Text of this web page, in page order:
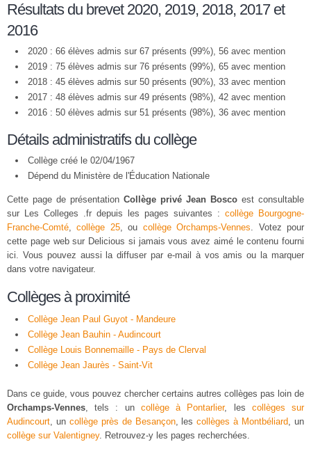
Résultats du brevet 2020, 2019, 2018, 2017 et
2016
2020 : 66 élèves admis sur 67 présents (99%), 56 avec mention
2019 : 75 élèves admis sur 76 présents (99%), 65 avec mention
2018 : 45 élèves admis sur 50 présents (90%), 33 avec mention
2017 : 48 élèves admis sur 49 présents (98%), 42 avec mention
2016 : 50 élèves admis sur 51 présents (98%), 36 avec mention
Détails administratifs du collège
Collège créé le 02/04/1967
Dépend du Ministère de l'Éducation Nationale
Cette page de présentation Collège privé Jean Bosco est consultable
sur Les Colleges .fr depuis les pages suivantes : collège Bourgogne-
Franche-Comté,collège 25, ou collège Orchamps-Vennes. Votez pour
cette page web sur Delicious si jamais vous avez aimé le contenu fourni
ici. Vous pouvez aussi la diffuser par e-mail à vos amis ou la marquer
dans votre navigateur.
Collèges à proximité
Collège Jean Paul Guyot - Mandeure
Collège Jean Bauhin - Audincourt
Collège Louis Bonnemaille - Pays de Clerval
Collège Jean Jaurès - Saint-Vit
Dans ce guide, vous pouvez chercher certains autres collèges pas loin de
Orchamps-Vennes, tels : un collège à Pontarlier, les collèges sur
Audincourt, un collège près de Besançon, lescollèges à Montbéliard, un
collège sur Valentigney. Retrouvez-y les pages recherchées.